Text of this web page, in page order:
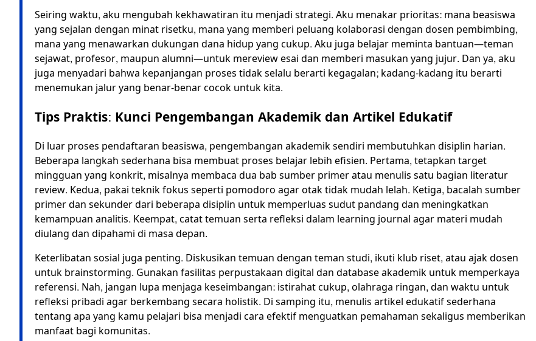
Seiring waktu, aku mengubah kekhawatiran itu menjadi strategi. Aku menakar prioritas: mana beasiswa
yang sejalan dengan minat risetku, mana yang memberi peluang kolaborasi dengan dosen pembimbing,
mana yang menawarkan dukungan dana hidup yang cukup. Aku juga belajar meminta bantuan—teman
sejawat, profesor, maupun alumni—untuk mereview esai dan memberi masukan yang jujur. Dan ya, aku
juga menyadari bahwa kepanjangan proses tidak selalu berarti kegagalan; kadang-kadang itu berarti
menemukan jalur yang benar-benar cocok untuk kita.
Tips Praktis: Kunci Pengembangan Akademik dan Artikel Edukatif
Di luar proses pendaftaran beasiswa, pengembangan akademik sendiri membutuhkan disiplin harian.
Beberapa langkah sederhana bisa membuat proses belajar lebih efisien. Pertama, tetapkan target
mingguan yang konkrit, misalnya membaca dua bab sumber primer atau menulis satu bagian literatur
review. Kedua, pakai teknik fokus seperti pomodoro agar otak tidak mudah lelah. Ketiga, bacalah sumber
primer dan sekunder dari beberapa disiplin untuk memperluas sudut pandang dan meningkatkan
kemampuan analitis. Keempat, catat temuan serta refleksi dalam learning journal agar materi mudah
diulang dan dipahami di masa depan.
Keterlibatan sosial juga penting. Diskusikan temuan dengan teman studi, ikuti klub riset, atau ajak dosen
untuk brainstorming. Gunakan fasilitas perpustakaan digital dan database akademik untuk memperkaya
referensi. Nah, jangan lupa menjaga keseimbangan: istirahat cukup, olahraga ringan, dan waktu untuk
refleksi pribadi agar berkembang secara holistik. Di samping itu, menulis artikel edukatif sederhana
tentang apa yang kamu pelajari bisa menjadi cara efektif menguatkan pemahaman sekaligus memberikan
manfaat bagi komunitas.